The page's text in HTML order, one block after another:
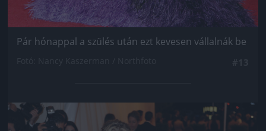
Pár hónappal a szülés után ezt kevesen vállalnák be
Jön még kép!